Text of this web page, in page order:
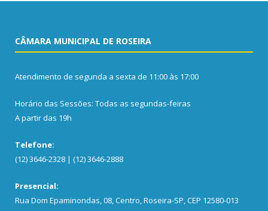
CÂMARA MUNICIPAL DE ROSEIRA
Atendimento de segunda a sexta de 11:00 às 17:00
Horário das Sessões: Todas as segundas-feiras
A partir das 19h
Telefone:
(12) 3646-2328 | (12) 3646-2888
Presencial:
Rua Dom Epaminondas, 08, Centro, Roseira-SP, CEP 12580-013